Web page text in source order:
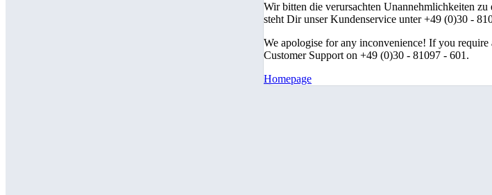
Wir bitten die verursachten Unannehmlichkeiten
steht Dir unser Kundenservice unter +49 (0)30 -
We apologise for any inconvenience! If you require
Customer Support on +49 (0)30 - 81097 - 601.
Homepage